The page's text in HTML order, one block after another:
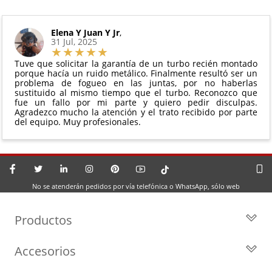
Elena Y Juan Y Jr,
31 Jul, 2025
Tuve que solicitar la garantía de un turbo recién montado
porque hacía un ruido metálico. Finalmente resultó ser un
problema de fogueo en las juntas, por no haberlas
sustituido al mismo tiempo que el turbo. Reconozco que
fue un fallo por mi parte y quiero pedir disculpas.
Agradezco mucho la atención y el trato recibido por parte
del equipo. Muy profesionales.
No se atenderán pedidos por vía telefónica o WhatsApp, sólo web
Productos
Turbos por Marca
Accesorios